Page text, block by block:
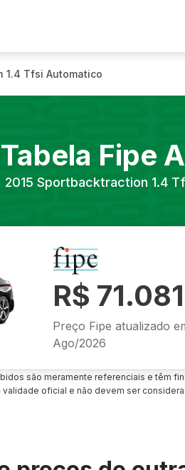
1.4 Tfsi Automatico
Tabela Fipe
2015 Sportbacktraction 1.4
R$ 71.081
Preço Fipe atualizado
Ago/2026
são meramente referenciais e têm
oficial e não devem ser